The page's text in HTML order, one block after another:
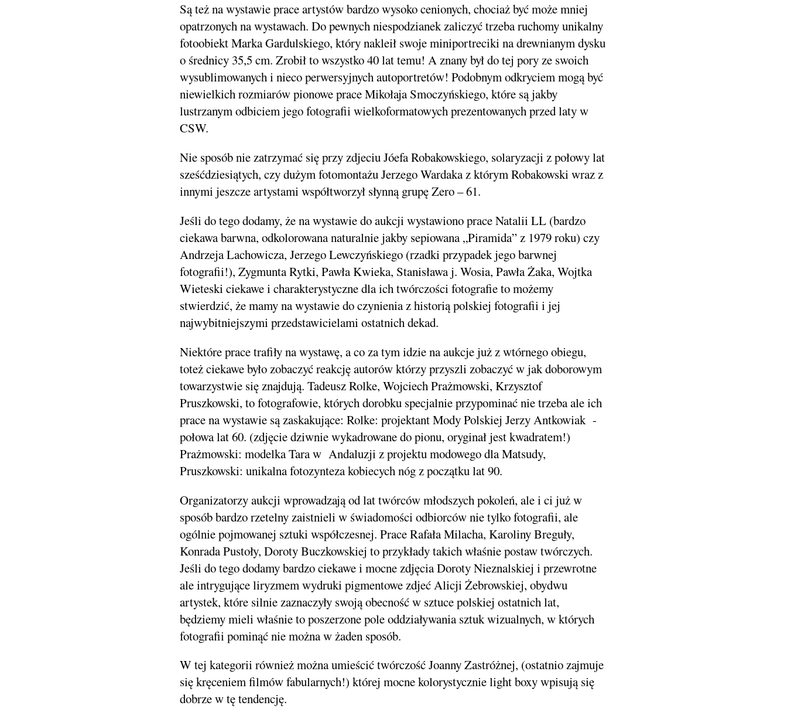
Są też na wystawie prace artystów bardzo wysoko cenionych, chociaż być może mniej
opatrzonych na wystawach. Do pewnych niespodzianek zaliczyć trzeba ruchomy unikalny
fotoobiekt Marka Gardulskiego, który nakleił swoje miniportreciki na drewnianym dysku
o średnicy 35,5 cm. Zrobił to wszystko 40 lat temu! A znany był do tej pory ze swoich
wysublimowanych i nieco perwersyjnych autoportretów! Podobnym odkryciem mogą być
niewielkich rozmiarów pionowe prace Mikołaja Smoczyńskiego, które są jakby
lustrzanym odbiciem jego fotografii wielkoformatowych prezentowanych przed laty w
CSW.
Nie sposób nie zatrzymać się przy zdjeciu Jóefa Robakowskiego, solaryzacji z połowy lat
sześćdziesiątych, czy dużym fotomontażu Jerzego Wardaka z którym Robakowski wraz z
innymi jeszcze artystami współtworzył słynną grupę Zero – 61.
Jeśli do tego dodamy, że na wystawie do aukcji wystawiono prace Natalii LL (bardzo
ciekawa barwna, odkolorowana naturalnie jakby sepiowana „Piramida” z 1979 roku) czy
Andrzeja Lachowicza, Jerzego Lewczyńskiego (rzadki przypadek jego barwnej
fotografii!), Zygmunta Rytki, Pawła Kwieka, Stanisława j. Wosia, Pawła Żaka, Wojtka
Wieteski ciekawe i charakterystyczne dla ich twórczości fotografie to możemy
stwierdzić, że mamy na wystawie do czynienia z historią polskiej fotografii i jej
najwybitniejszymi przedstawicielami ostatnich dekad.
Niektóre prace trafiły na wystawę, a co za tym idzie na aukcje już z wtórnego obiegu,
toteż ciekawe było zobaczyć reakcję autorów którzy przyszli zobaczyć w jak doborowym
towarzystwie się znajdują. Tadeusz Rolke, Wojciech Prażmowski, Krzysztof
Pruszkowski, to fotografowie, których dorobku specjalnie przypominać nie trzeba ale ich
prace na wystawie są zaskakujące: Rolke: projektant Mody Polskiej Jerzy Antkowiak -
połowa lat 60. (zdjęcie dziwnie wykadrowane do pionu, oryginał jest kwadratem!)
Prażmowski: modelka Tara w Andaluzji z projektu modowego dla Matsudy,
Pruszkowski: unikalna fotozynteza kobiecych nóg z początku lat 90.
Organizatorzy aukcji wprowadzają od lat twórców młodszych pokoleń, ale i ci już w
sposób bardzo rzetelny zaistnieli w świadomości odbiorców nie tylko fotografii, ale
ogólnie pojmowanej sztuki współczesnej. Prace Rafała Milacha, Karoliny Breguły,
Konrada Pustoły, Doroty Buczkowskiej to przykłady takich właśnie postaw twórczych.
Jeśli do tego dodamy bardzo ciekawe i mocne zdjęcia Doroty Nieznalskiej i przewrotne
ale intrygujące liryzmem wydruki pigmentowe zdjeć Alicji Żebrowskiej, obydwu
artystek, które silnie zaznaczyły swoją obecność w sztuce polskiej ostatnich lat,
będziemy mieli właśnie to poszerzone pole oddziaływania sztuk wizualnych, w których
fotografii pominąć nie można w żaden sposób.
W tej kategorii również można umieścić twórczość Joanny Zastróżnej, (ostatnio zajmuje
się kręceniem filmów fabularnych!) której mocne kolorystycznie light boxy wpisują się
dobrze w tę tendencję.